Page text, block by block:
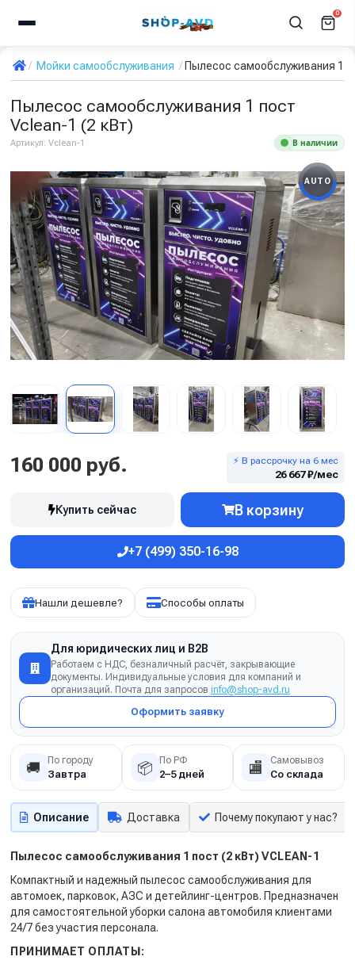
0
Мойки самообслуживания Пылесос самообслуживания 1
Пылесос самообслуживания 1 пост
Vclean-1 (2 кВт)
Артикул: Vclean-1 В наличии
AUTO
160 000 руб. ⚡ В рассрочку на 6 мес
26 667 ₽/мес
Купить сейчас В корзину
+7 (499) 350-16-98
Нашли дешевле? Способы оплаты
Для юридических лиц и B2B
Работаем с НДС, безналичный расчёт, закрывающие
документы. Индивидуальные условия для компаний и
организаций. Почта для запросов info@shop-avd.ru
Оформить заявку
🚚 По городу
Завтра 📦 По РФ
2–5 дней 🏬 Самовывоз
Со склада
Описание Доставка Почему покупают у нас?
Пылесос самообслуживания 1 пост (2 кВт) VCLEAN-1
Компактный и надежный пылесос самообслуживания для
автомоек, парковок, АЗС и детейлинг-центров. Предназначен
для самостоятельной уборки салона автомобиля клиентами
24/7 без участия персонала.
ПРИНИМАЕТ ОПЛАТЫ: